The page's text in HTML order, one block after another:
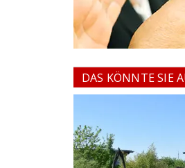
DAS KÖNNTE SIE